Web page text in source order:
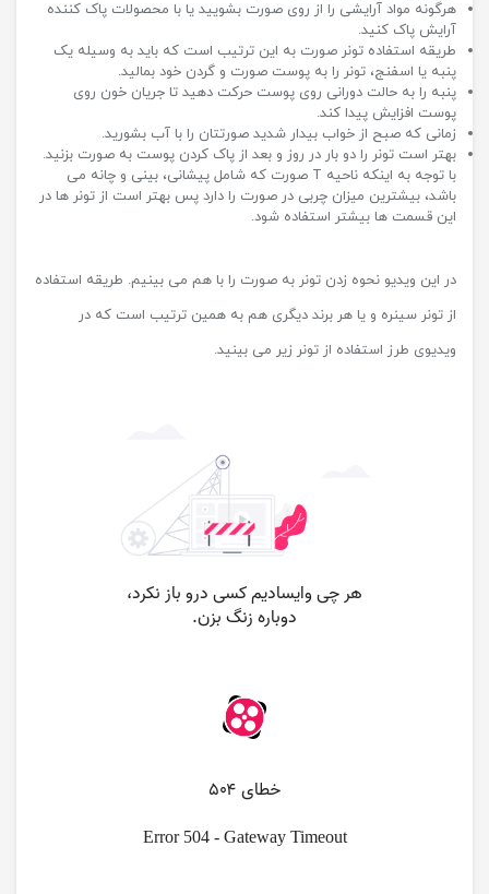
هرگونه مواد آرایشی را از روی صورت بشویید یا با محصولات پاک کننده
آرایش پاک کنید.
طریقه استفاده تونر صورت به این ترتیب است که باید به وسیله یک
پنبه یا اسفنج، تونر را به پوست صورت و گردن خود بمالید.
پنبه را به حالت دورانی روی پوست حرکت دهید تا جریان خون روی
پوست افزایش پیدا کند.
زمانی که صبح از خواب بیدار شدید صورتتان را با آب بشورید.
بهتر است تونر را دو بار در روز و بعد از پاک کردن پوست به صورت بزنید.
با توجه به اینکه ناحیه T صورت که شامل پیشانی، بینی و چانه می
باشد، بیشترین میزان چربی در صورت را دارد پس بهتر است از تونر ها در
این قسمت ها بیشتر استفاده شود.
در این ویدیو نحوه زدن تونر به صورت را با هم می بینیم. طریقه استفاده
از تونر سینره و یا هر برند دیگری هم به همین ترتیب است که در
ویدیوی طرز استفاده از تونر زیر می بینید.